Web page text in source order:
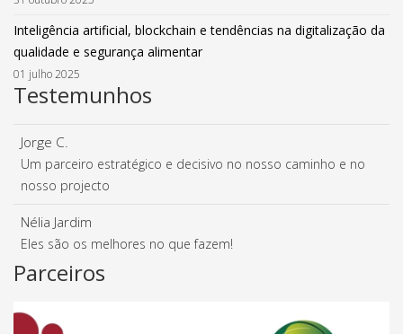
Inteligência artificial, blockchain e tendências na digitalização da
qualidade e segurança alimentar
01 julho 2025
Testemunhos
Jorge C.
Um parceiro estratégico e decisivo no nosso caminho e no
nosso projecto
Nélia Jardim
Eles são os melhores no que fazem!
Parceiros